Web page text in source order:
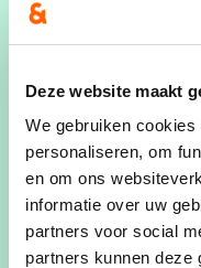
Deze website maakt
We gebruiken
personaliseren, om
en om ons
informatie over uw
partners voor social
partners kunnen deze
dienstbaar kunnen